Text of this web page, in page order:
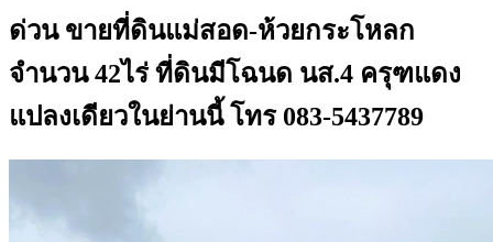
ด่วน ขายที่ดินแม่สอด-ห้วยกระโหลก
จำนวน 42ไร่ ที่ดินมีโฉนด นส.4 ครุฑแดง
แปลงเดียวในย่านนี้ โทร 083-5437789